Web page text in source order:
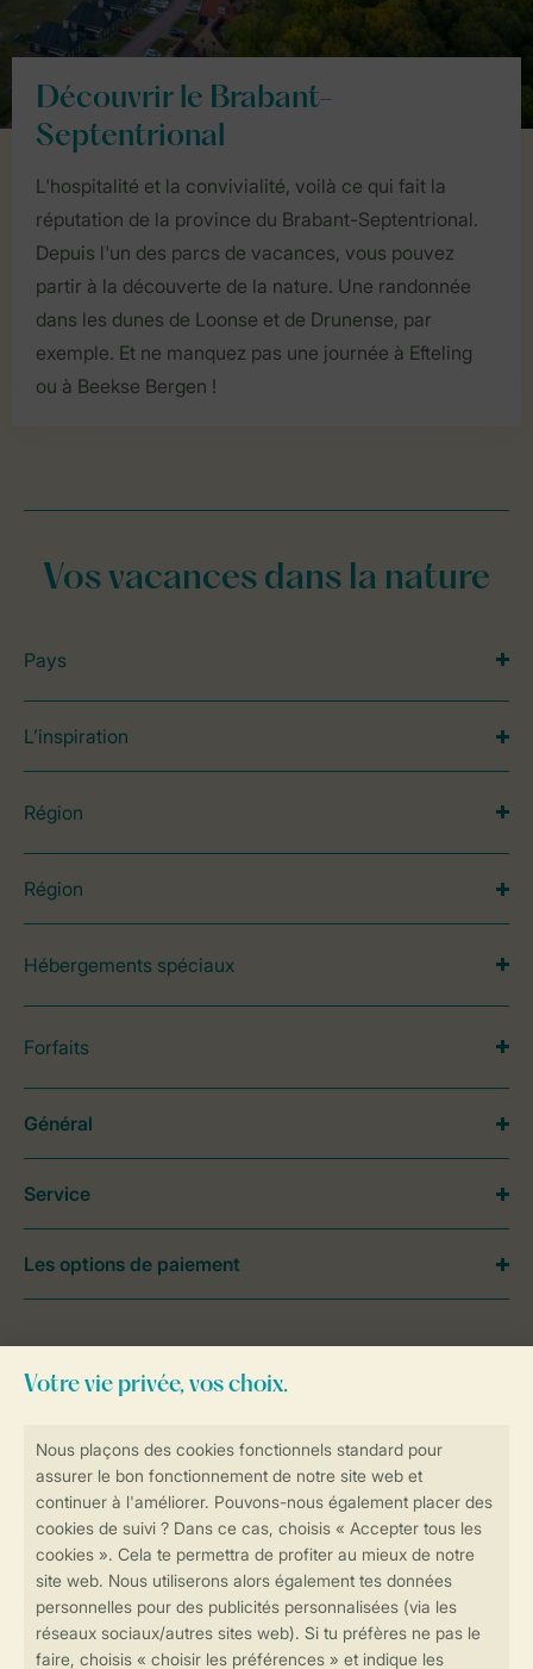
Découvrir le Brabant-
Septentrional
L'hospitalité et la convivialité, voilà ce qui fait la
réputation de la province du Brabant-Septentrional.
Depuis l'un des parcs de vacances, vous pouvez
partir à la découverte de la nature. Une randonnée
dans les dunes de Loonse et de Drunense, par
exemple. Et ne manquez pas une journée à Efteling
ou à Beekse Bergen !
Réservations en ligne rapides et sécurisées
Transmission sécurisée des données
Paiement sécurisé
Vos vacances dans la nature
Pays
L’inspiration
Région
Région
Hébergements spéciaux
Forfaits
contactez notreContact Center.
Général
Service
Les options de paiement